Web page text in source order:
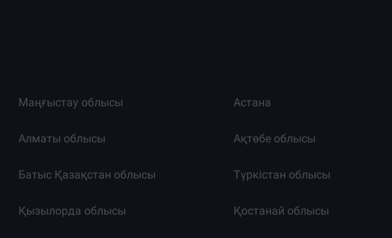
Маңғыстау облысы Астана
Алматы облысы Ақтөбе облысы
Батыс Қазақстан облысы Түркістан облысы
Қызылорда облысы Қостанай облысы